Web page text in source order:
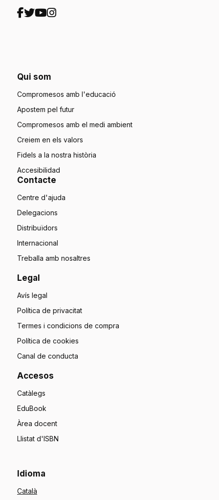
Qui som
Compromesos amb l'educació
Apostem pel futur
Compromesos amb el medi ambient
Creiem en els valors
Fidels a la nostra història
Accesibilidad
Contacte
Centre d'ajuda
Delegacions
Distribuïdors
Internacional
Treballa amb nosaltres
Legal
Avís legal
Política de privacitat
Termes i condicions de compra
Política de cookies
Canal de conducta
Accesos
Catàlegs
EduBook
Àrea docent
Llistat d'ISBN
Idioma